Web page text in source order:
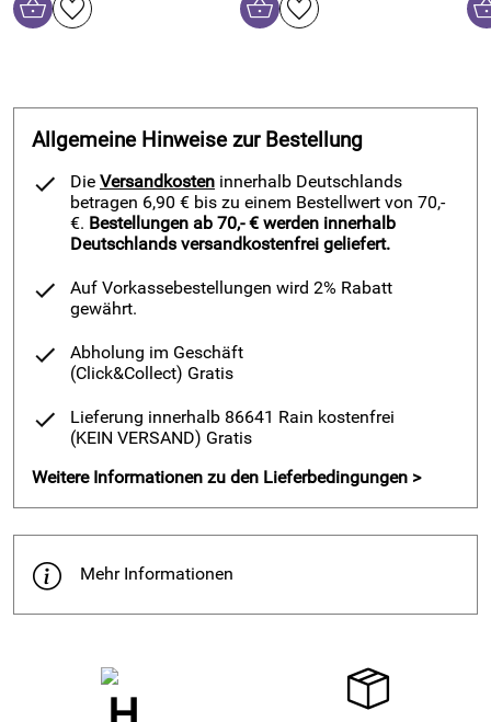
Allgemeine Hinweise zur Bestellung
Die Versandkosten innerhalb Deutschlands
betragen 6,90 € bis zu einem Bestellwert von 70,-
€. Bestellungen ab 70,- € werden innerhalb
Deutschlands versandkostenfrei geliefert.
Auf Vorkassebestellungen wird 2% Rabatt
gewährt.
Abholung im Geschäft
(Click&Collect) Gratis
Lieferung innerhalb 86641 Rain kostenfrei
(KEIN VERSAND) Gratis
Weitere Informationen zu den Lieferbedingungen >
Mehr Informationen